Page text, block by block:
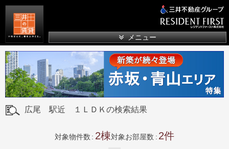
メニュー
広尾 駅近 １ＬＤＫの検索結果
対象物件数 2 対象お部屋数 2